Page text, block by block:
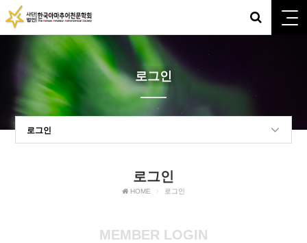
로그인
로그인
로그인
HOME 로그인
MEMBER LOGIN